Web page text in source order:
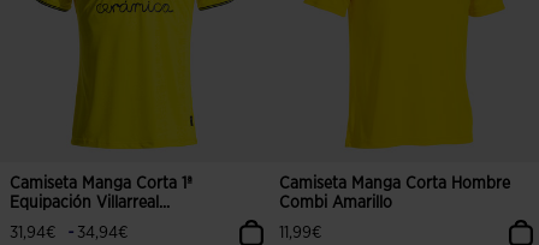
Camiseta Manga Corta 1ª
Equipación Villarreal...
31,94€
- 34,94€
Camiseta Manga Corta Hombre
Combi Amarillo
11,99€